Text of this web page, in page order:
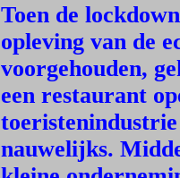
Toen de
opleving van de
voorgehouden,
een restaurant
nauwelijks.